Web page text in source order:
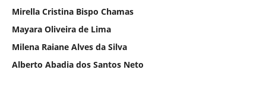
Mirella Cristina Bispo Chamas
Mayara Oliveira de Lima
Milena Raiane Alves da Silva
Alberto Abadia dos Santos Neto